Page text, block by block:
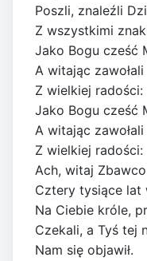
Poszli, znaleźli
Z wszystkimi
Jako Bogu cześć
A witając zawołali
Z wielkiej radości:
Jako Bogu cześć
A witając zawołali
Z wielkiej radości:
Ach, witaj
Cztery tysiące lat
Na Ciebie króle,
Czekali, a Tyś tej
Nam się objawił.